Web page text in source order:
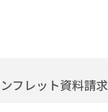
フレット資料請求